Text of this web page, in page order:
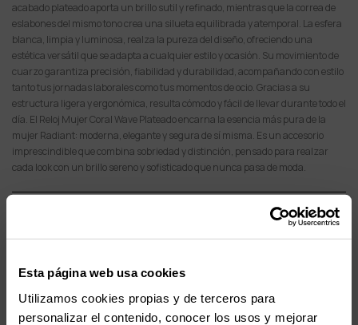
Esta página web usa cookies
Utilizamos cookies propias y de terceros para
personalizar el contenido, conocer los usos y mejorar
acabado plateado aporta un brillo sutil y refinado, mientras que la correa de
eslabones del mismo tono crea una silueta equilibrada y atemporal. La esfera
blanca, limpia y luminosa, realza la pureza del diseño, ofreciendo una
estética versátil que se adapta a cualquier estilo y ocasión. Su movimiento de
cuarzo garantiza precisión, fiabilidad y durabilidad, acompañando con estilo
tanto tus jornadas laborales como tus momentos de ocio. Gracias a su
estructura ligera y ergonómica, resulta cómodo y fácil de llevar durante todo el
día. El Reloj Mujer Coral Wave Plateado encarna la esencia más pura de la
mujer Radiant: moderna, elegante y segura de sí misma. Es un accesorio
imprescindible que combina sobriedad y distinción, pensado para realzar
cada look con un brillo sereno y sofisticado que nunca pasa de moda.
add
Envío y Devoluciones